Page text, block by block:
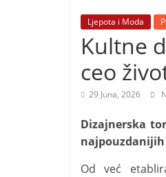
Ljepota i Moda
Kultne
ceo
29 Juna, 2026
Dizajnerska
Od već